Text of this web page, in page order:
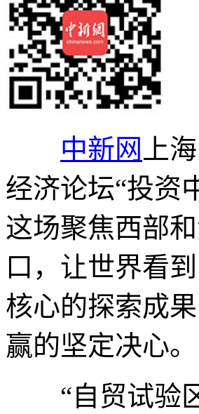
中新网 上
经济论坛“投资
这场聚焦西部
口，让世界看
核心的探索成
赢的坚定决心。
“自贸试验区